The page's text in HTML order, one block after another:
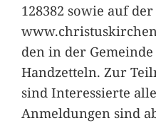
128382 sowie auf
den in der
Handzetteln. Zur
sind Interessierte
Anmeldungen sind